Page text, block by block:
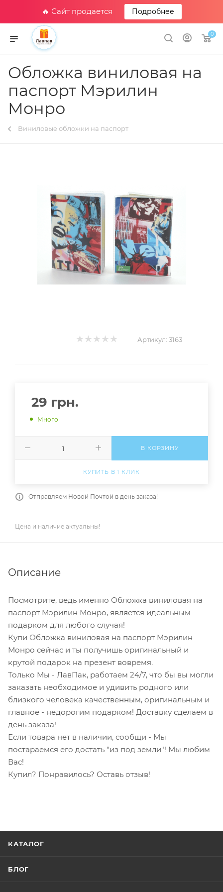
🔥 Сайт продается Подробнее
0
Обложка виниловая на
паспорт Мэрилин
Монро
Виниловые обложки на паспорт
Артикул: 3163
29 грн.
Много
В КОРЗИНУ
КУПИТЬ В 1 КЛИК
Отправляем Новой Почтой в день заказа!
Цена и наличие актуальны!
Описание
Посмотрите, ведь именно Обложка виниловая на
паспорт Мэрилин Монро, является идеальным
подарком для любого случая!
Купи Обложка виниловая на паспорт Мэрилин
Монро сейчас и ты получишь оригинальный и
крутой подарок на презент вовремя.
Только Мы - ЛавПак, работаем 24/7, что бы вы могли
заказать необходимое и удивить родного или
близкого человека качественным, оригинальным и
главное - недорогим подарком! Доставку сделаем в
день заказа!
Если товара нет в наличии, сообщи - Мы
постараемся его достать "из под земли"! Мы любим
Вас!
Купил? Понравилось? Оставь отзыв!
КАТАЛОГ
БЛОГ